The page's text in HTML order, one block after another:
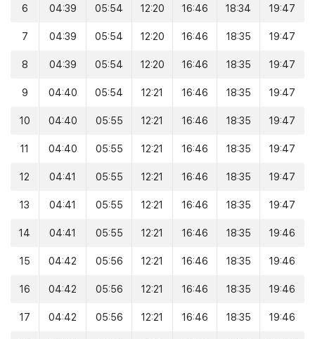
6 04:39 05:54 12:20 16:46 18:34 19:47
7 04:39 05:54 12:20 16:46 18:35 19:47
8 04:39 05:54 12:20 16:46 18:35 19:47
9 04:40 05:54 12:21 16:46 18:35 19:47
10 04:40 05:55 12:21 16:46 18:35 19:47
11 04:40 05:55 12:21 16:46 18:35 19:47
12 04:41 05:55 12:21 16:46 18:35 19:47
13 04:41 05:55 12:21 16:46 18:35 19:47
14 04:41 05:55 12:21 16:46 18:35 19:46
15 04:42 05:56 12:21 16:46 18:35 19:46
16 04:42 05:56 12:21 16:46 18:35 19:46
17 04:42 05:56 12:21 16:46 18:35 19:46